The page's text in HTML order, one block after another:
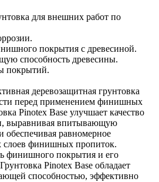
для внешних работ по
покрытия с древесиной.
способность древесины.
покрытий.
деревозащитная грунтовка
перед применением финишных
Pinotex Base улучшает качество
выравнивая впитывающую
обеспечивая равномерное
слоев финишных пропиток.
финишного покрытия и его
Pinotex Base обладает
способностью, эффективно